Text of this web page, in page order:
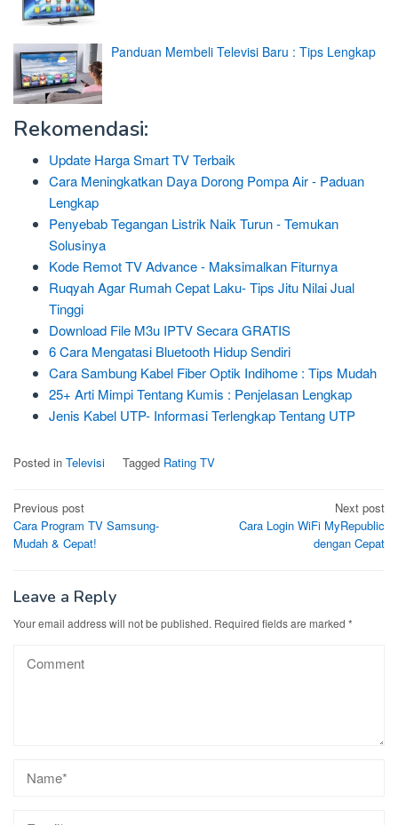
Panduan Membeli Televisi Baru : Tips Lengkap
Rekomendasi:
Update Harga Smart TV Terbaik
Cara Meningkatkan Daya Dorong Pompa Air - Paduan
Lengkap
Penyebab Tegangan Listrik Naik Turun - Temukan
Solusinya
Kode Remot TV Advance - Maksimalkan Fiturnya
Ruqyah Agar Rumah Cepat Laku- Tips Jitu Nilai Jual
Tinggi
Download File M3u IPTV Secara GRATIS
6 Cara Mengatasi Bluetooth Hidup Sendiri
Cara Sambung Kabel Fiber Optik Indihome : Tips Mudah
25+ Arti Mimpi Tentang Kumis : Penjelasan Lengkap
Jenis Kabel UTP- Informasi Terlengkap Tentang UTP
Posted in Televisi Tagged Rating TV
Post
navigation
Previous post
Cara Program TV Samsung-
Mudah & Cepat!
Next post
Cara Login WiFi MyRepublic
dengan Cepat
Leave a Reply
Your email address will not be published. Required fields are marked *